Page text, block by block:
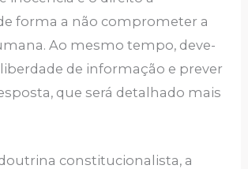
forma a não comprometer a
Ao mesmo tempo, deve-
de informação e prever
que será detalhado mais
constitucionalista, a